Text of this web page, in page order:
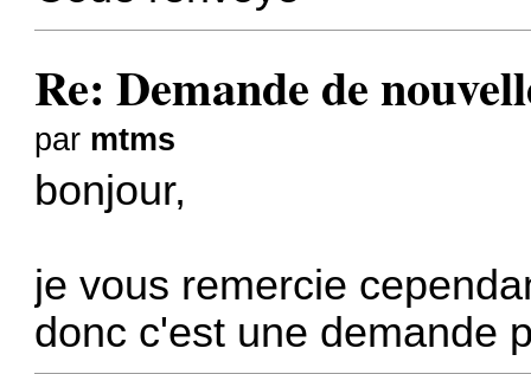
Re: Demande de
par mtms
bonjour,
je vous remercie
donc c'est une demande